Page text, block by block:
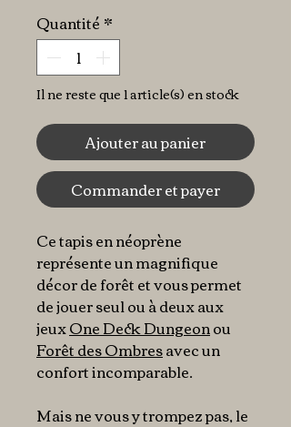
Quantité *
Il ne reste que 1 article(s) en stock
Ajouter au panier
Commander et payer
Ce tapis en néoprène
représente un magnifique
décor de forêt et vous permet
de jouer seul ou à deux aux
jeuxOne Deck Dungeonou
Forêt des Ombresavec un
confort incomparable.
Mais ne vous y trompez pas, le